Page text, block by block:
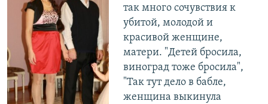
так много сочувствия к
убитой, молодой и
красивой женщине,
матери. "Детей бросила,
виноград тоже бросила",
"Так тут дело в бабле,
женщина выкинула